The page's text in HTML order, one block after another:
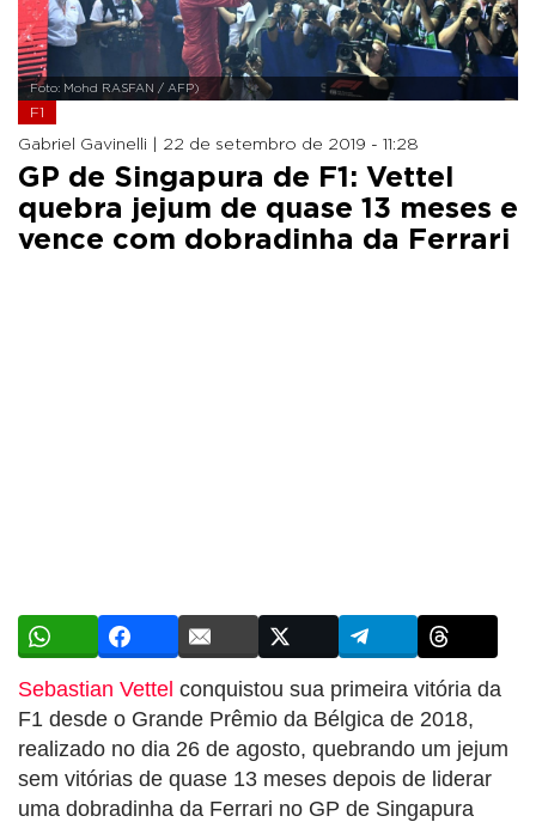
Foto: Mohd RASFAN / AFP)
F1
Gabriel Gavinelli | 22 de setembro de 2019 - 11:28
GP de Singapura de F1: Vettel
quebra jejum de quase 13 meses e
vence com dobradinha da Ferrari
Sebastian Vettel conquistou sua primeira vitória da
F1 desde o Grande Prêmio da Bélgica de 2018,
realizado no dia 26 de agosto, quebrando um jejum
sem vitórias de quase 13 meses depois de liderar
uma dobradinha da Ferrari no GP de Singapura